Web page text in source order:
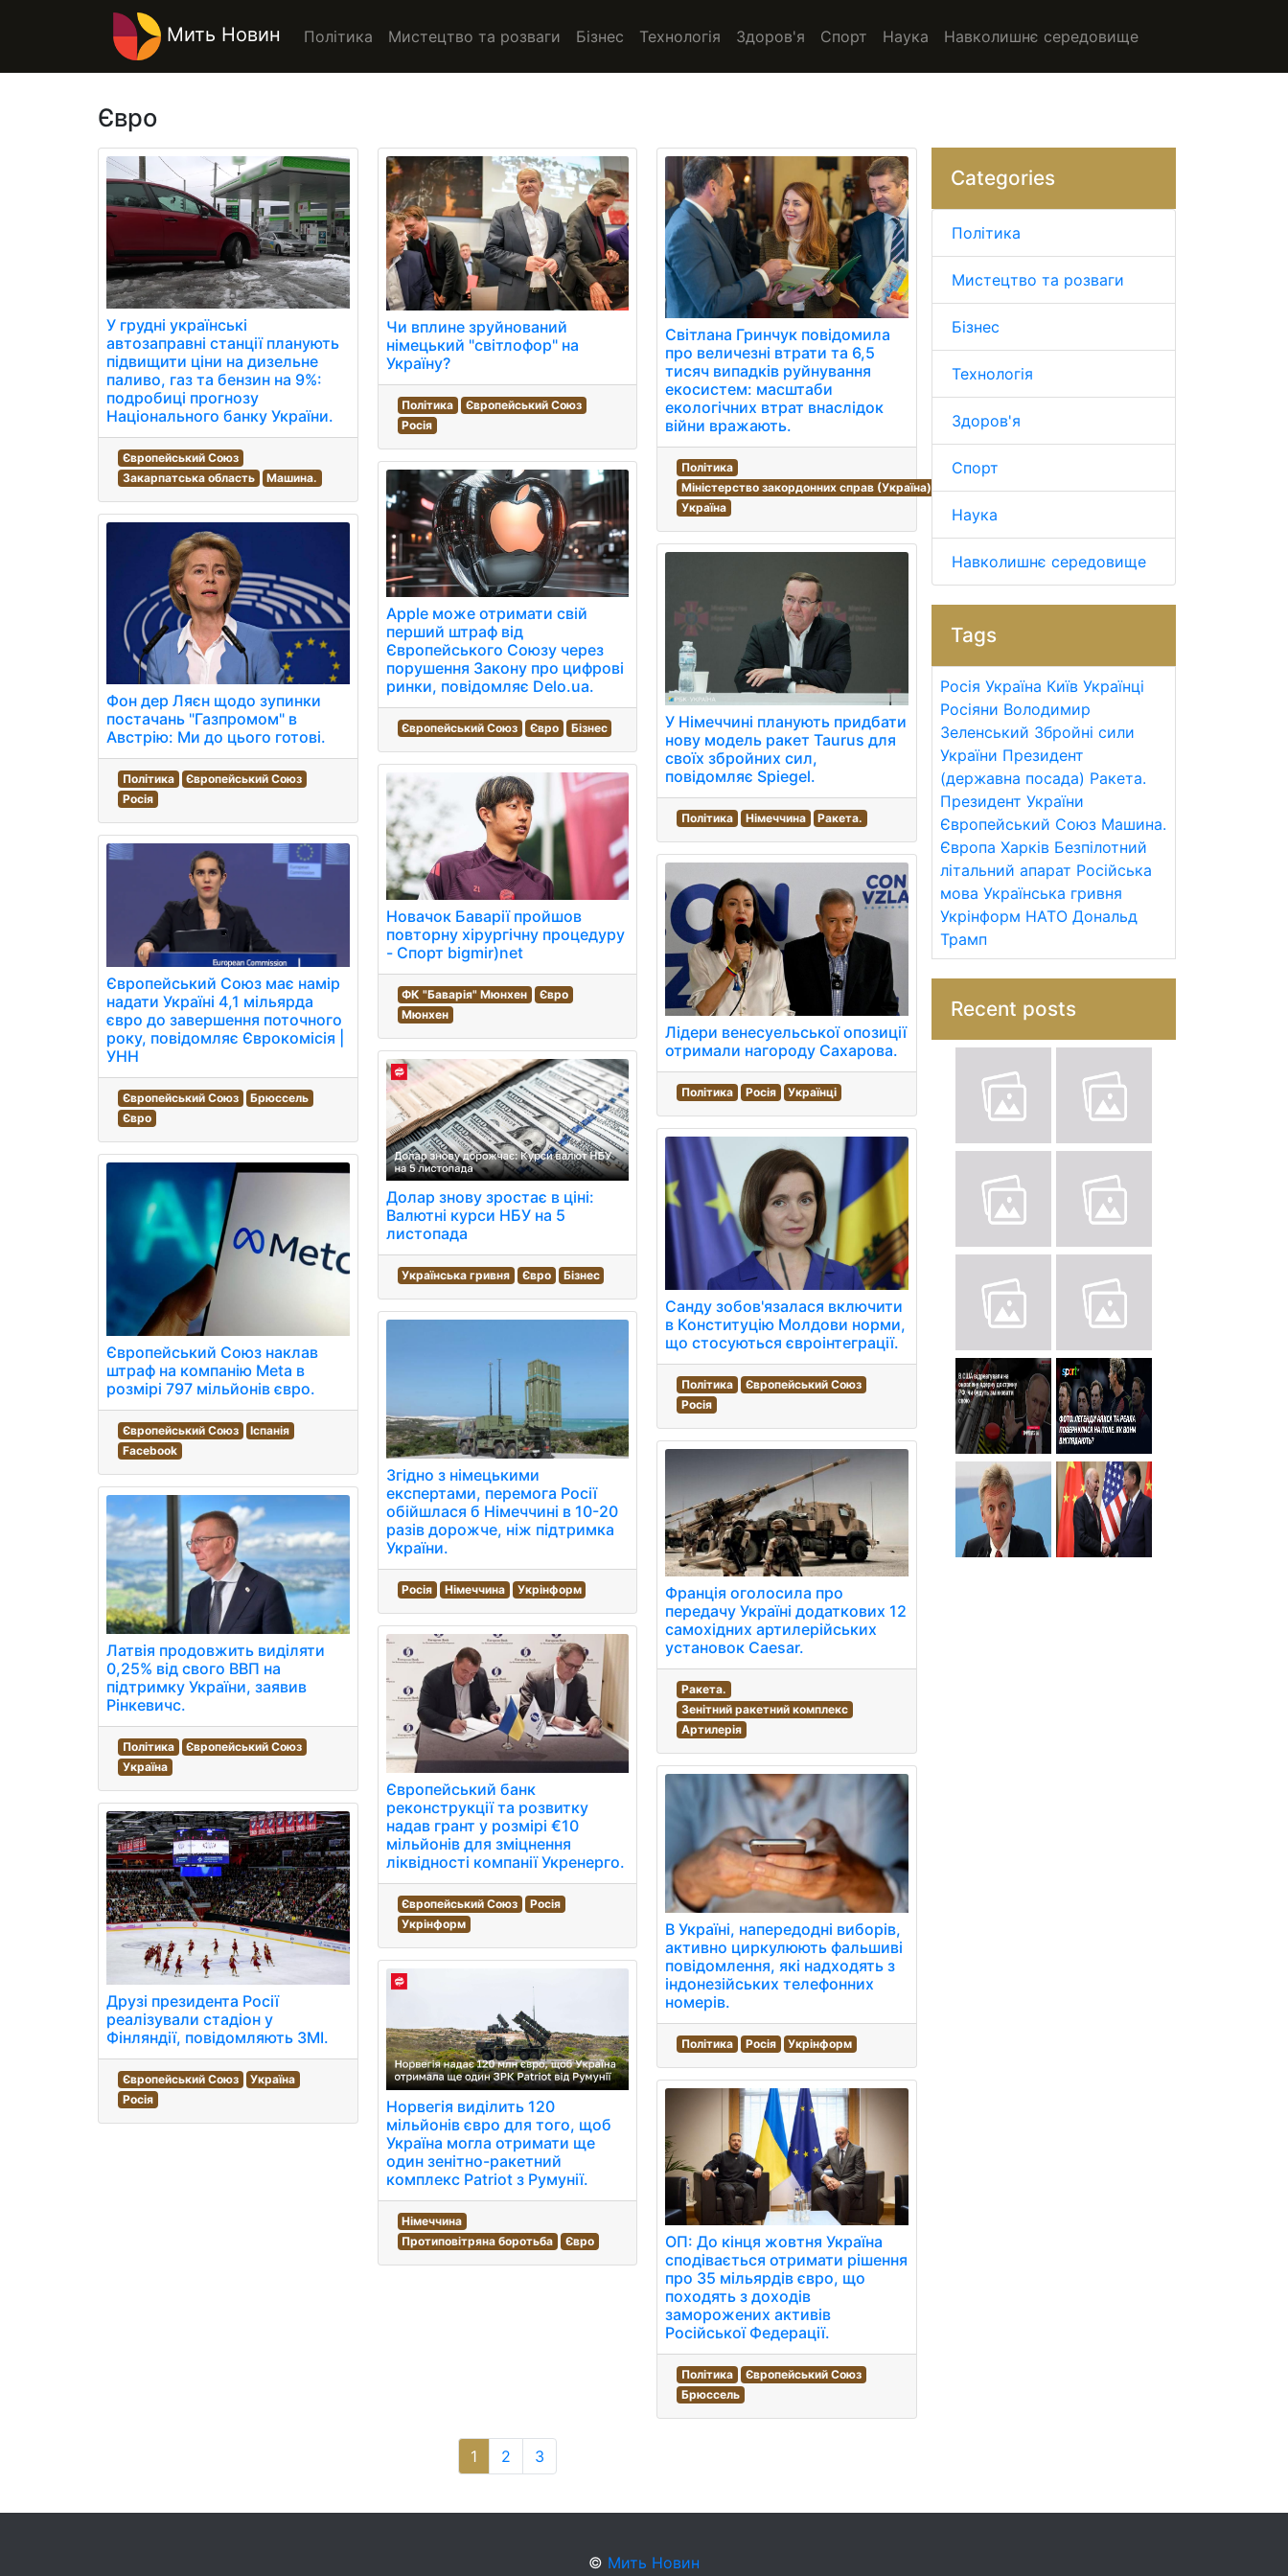
Мить Новин Політика Мистецтво та розваги Бізнес Технологія Здоров'я Спорт Наука Навколишнє середовище
Євро
У грудні українські
автозаправні станції планують
підвищити ціни на дизельне
паливо, газ та бензин на 9%:
подробиці прогнозу
Національного банку України.
Європейський Союз
Закарпатська область
Машина.
Фон дер Ляєн щодо зупинки
постачань "Газпромом" в
Австрію: Ми до цього готові.
Політика
Європейський Союз
Росія
Європейський Союз має намір
надати Україні 4,1 мільярда
євро до завершення поточного
року, повідомляє Єврокомісія |
УНН
Європейський Союз
Брюссель
Євро
Європейський Союз наклав
штраф на компанію Meta в
розмірі 797 мільйонів євро.
Європейський Союз
Іспанія
Facebook
Латвія продовжить виділяти
0,25% від свого ВВП на
підтримку України, заявив
Рінкевичс.
Політика
Європейський Союз
Україна
Друзі президента Росії
реалізували стадіон у
Фінляндії, повідомляють ЗМІ.
Європейський Союз
Україна
Росія
Чи вплине зруйнований
німецький "світлофор" на
Україну?
Політика
Європейський Союз
Росія
Apple може отримати свій
перший штраф від
Європейського Союзу через
порушення Закону про цифрові
ринки, повідомляє Delo.ua.
Європейський Союз Євро Бізнес
Новачок Баварії пройшов
повторну хірургічну процедуру
- Спорт bigmir)net
ФК "Баварія" Мюнхен
Євро
Мюнхен
Долар знову зростає в ціні:
Валютні курси НБУ на 5
листопада
Українська гривня Євро Бізнес
Згідно з німецькими
експертами, перемога Росії
обійшлася б Німеччині в 10-20
разів дорожче, ніж підтримка
України.
Росія Німеччина Укрінформ
Європейський банк
реконструкції та розвитку
надав грант у розмірі €10
мільйонів для зміцнення
ліквідності компанії Укренерго.
Європейський Союз
Росія
Укрінформ
Норвегія виділить 120
мільйонів євро для того, щоб
Україна могла отримати ще
один зенітно-ракетний
комплекс Patriot з Румунії.
Німеччина
Протиповітряна боротьба
Євро
Світлана Гринчук повідомила
про величезні втрати та 6,5
тисяч випадків руйнування
екосистем: масштаби
екологічних втрат внаслідок
війни вражають.
Політика
Міністерство закордонних справ (Україна)
Україна
У Німеччині планують придбати
нову модель ракет Taurus для
своїх збройних сил,
повідомляє Spiegel.
Політика Німеччина Ракета.
Лідери венесуельської опозиції
отримали нагороду Сахарова.
Політика Росія Українці
Санду зобов'язалася включити
в Конституцію Молдови норми,
що стосуються євроінтеграції.
Політика
Європейський Союз
Росія
Франція оголосила про
передачу Україні додаткових 12
самохідних артилерійських
установок Caesar.
Ракета.
Зенітний ракетний комплекс
Артилерія
В Україні, напередодні виборів,
активно циркулюють фальшиві
повідомлення, які надходять з
індонезійських телефонних
номерів.
Політика Росія Укрінформ
ОП: До кінця жовтня Україна
сподівається отримати рішення
про 35 мільярдів євро, що
походять з доходів
заморожених активів
Російської Федерації.
Політика
Європейський Союз
Брюссель
1 2 3
Categories
Політика
Мистецтво та розваги
Бізнес
Технологія
Здоров'я
Спорт
Наука
Навколишнє середовище
Tags
Росія Україна Київ Українці
Росіяни Володимир
Зеленський Збройні сили
України Президент
(державна посада) Ракета.
Президент України
Європейський Союз Машина.
Європа Харків Безпілотний
літальний апарат Російська
мова Українська гривня
Укрінформ НАТО Дональд
Трамп
Recent posts
© Мить Новин